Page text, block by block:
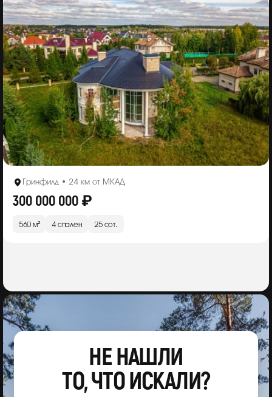
Гринфилд • 24 км от МКАД
300 000 000 ₽
560 м² 4 спален 25 сот.
НЕ НАШЛИ
ТО, ЧТО ИСКАЛИ?